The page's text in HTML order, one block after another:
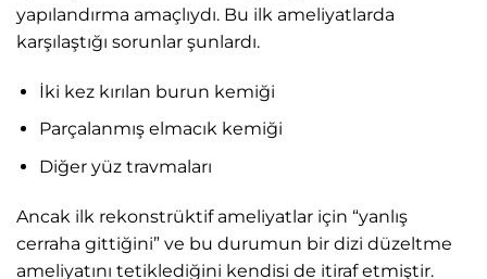
yapılandırma amaçlıydı. Bu ilk ameliyatlarda
karşılaştığı sorunlar şunlardı.
İki kez kırılan burun kemiği
Parçalanmış elmacık kemiği
Diğer yüz travmaları
Ancak ilk rekonstrüktif ameliyatlar için “yanlış
cerraha gittiğini” ve bu durumun bir dizi düzeltme
ameliyatını tetiklediğini kendisi de itiraf etmiştir.